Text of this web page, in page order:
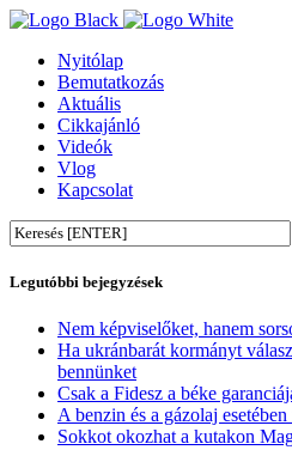
Nyitólap
Bemutatkozás
Aktuális
Cikkajánló
Videók
Vlog
Kapcsolat
Legutóbbi bejegyzések
Nem képviselőket, hanem
Ha ukránbarát kormányt
bennünket
Csak a Fidesz a béke
A benzin és a gázolaj
Sokkot okozhat a kutakon